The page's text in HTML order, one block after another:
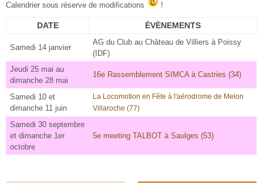
Calendrier sous réserve de modifications !
DATE ÉVÈNEMENTS
Samedi 14 janvier
AG du Club au Château de Villiers à Poissy
(IDF)
Jeudi 25 mai au
dimanche 28 mai
16e Rassemblement SIMCA à Castries (34)
Samedi 10 et
dimanche 11 juin
La Locomotion en Fête à l'aérodrome de Melon
Villaroche (77)
Samedi 30 septembre
et dimanche 1er
octobre
5e meeting TALBOT à Saulges (53)